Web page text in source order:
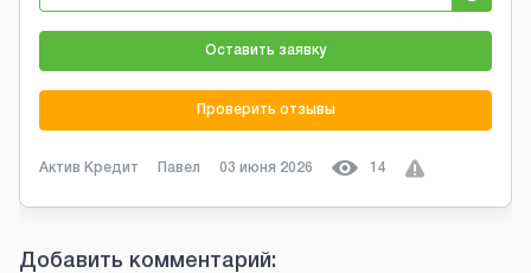
Оставить заявку
Проверить отзывы
Актив Кредит Павел 03 июня 2026 14
Добавить комментарий: